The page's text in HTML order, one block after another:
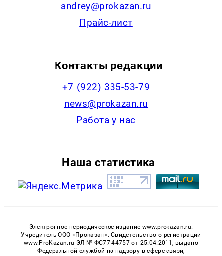
andrey@prokazan.ru
Прайс-лист
Контакты редакции
+7 (922) 335-53-79
news@prokazan.ru
Работа у нас
Наша статистика
Электронное периодическое издание www.prokazan.ru.
Учредитель ООО «Проказан». Cвидетельство о регистрации
www.ProKazan.ru ЭЛ № ФС77-44757 от 25.04.2011, выдано
Федеральной службой по надзору в сфере связи,